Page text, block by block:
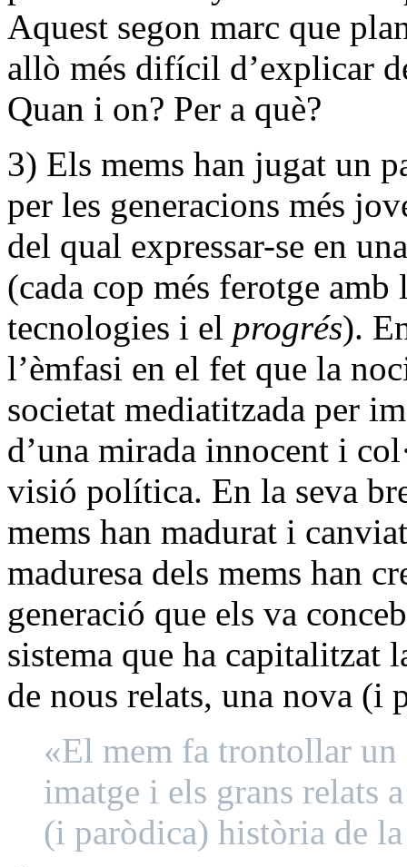
Aquest segon marc que
allò més difícil d’explicar
Quan i on? Per a què?
3) Els mems han jugat un
per les generacions més
del qual expressar-se en
(cada cop més ferotge amb
tecnologies i el progrés).
l’èmfasi en el fet que la
societat mediatitzada per
d’una mirada innocent i
visió política. En la seva
mems han madurat i
maduresa dels mems han
generació que els va
sistema que ha capitalitzat
de nous relats, una nova (i
«El mem fa trontollar un
imatge i els grans relats
(i paròdica) història de